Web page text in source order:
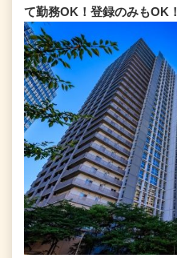
て勤務OK！登録のみもOK！